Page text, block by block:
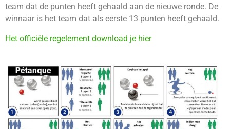
team dat de punten heeft gehaald aan de nieuwe ronde. De
winnaar is het team dat als eerste 13 punten heeft gehaald.
Het officiële regelement download je hier